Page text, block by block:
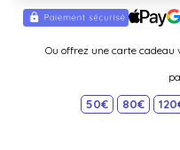
Ou offrez une carte cadeau
50€ 80€